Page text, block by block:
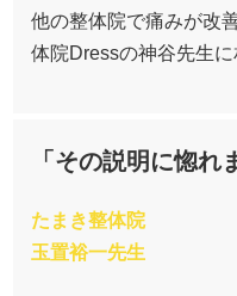
他の整体院で痛みが改
体院Dressの神谷先生に
「その説明に惚れ
たまき整体院
玉置裕一先生